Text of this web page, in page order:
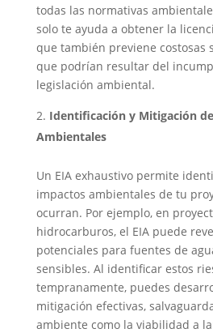
todas las normativas
solo te ayuda a obtener la
que también previene costosas
que podrían resultar del
legislación ambiental.
Identificación y Mitigación
Ambientales
Un EIA exhaustivo permite
impactos ambientales de tu
ocurran. Por ejemplo, en
hidrocarburos, el EIA puede
potenciales para fuentes de
sensibles. Al identificar estos
tempranamente, puedes
mitigación efectivas,
ambiente como la viabilidad a